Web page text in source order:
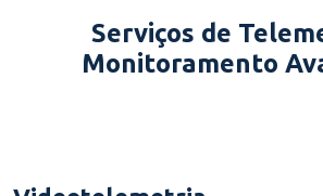
Serviços de
Monitoramento